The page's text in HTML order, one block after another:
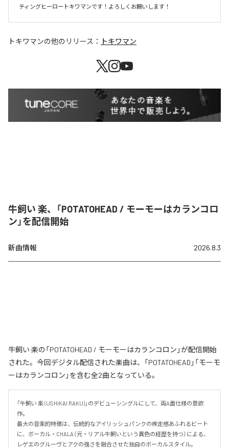
ティングヒーロートキワマンです！よろしくお願いします！
トキワマンの他のリリース： トキワマン
牛飼い 楽、「POTATOHEAD / モーモーはカランコロ
ン」を配信開始
新曲情報 2026.8.3
牛飼い 楽の「POTATOHEAD / モーモーはカランコロン」が配信開始
された。今回デジタル配信された楽曲は、「POTATOHEAD」「モーモ
ーはカランコロン」を含む全2曲となっている。
「牛飼い 楽 (USHIKAI RAKU)」のデビューシングルにして、両A面仕様の意欲
作。
最大の音楽的特徴は、伝統的なアイリッシュパンクの疾走感あふれるビート
に、ボーカル・CHALA（元・リアル牛飼いという異色の経歴を持つ）による、
レゲエのグルーヴとアクの強さを融合させた独自のボーカルスタイル。